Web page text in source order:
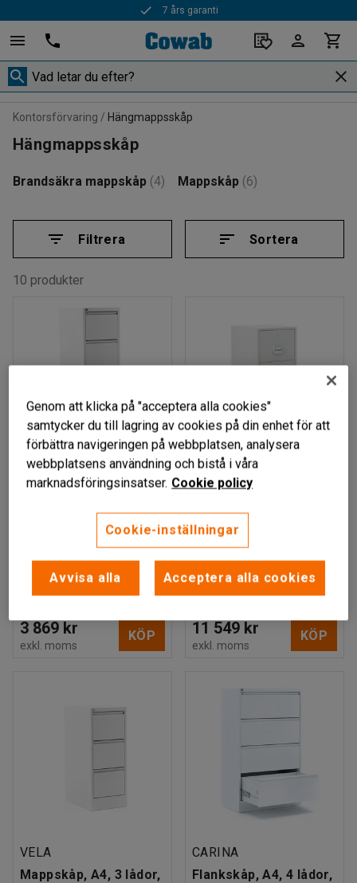
Snabba leveranser
Kontorsförvaring Hängmappsskåp
Hängmappsskåp
Brandsäkra mappskåp (4) Mappskåp (6)
Filtrera Sortera
10 produkter
VELA
höjd: 1320 mm, vit
3 869 kr
exkl. moms
KÖP
Finns i flera utföranden
ENIF
mappskåp, 90 min.
nyckellås,
1130x520x680 mm, 3
lådor
Art. nr:51223
11 549 kr
exkl. moms
KÖP
VELA
Mappskåp, A4, 3 lådor,
CARINA
Flankskåp, A4, 4 lådor,
Genom att klicka på "acceptera alla cookies"
samtycker du till lagring av cookies på din enhet för att
förbättra navigeringen på webbplatsen, analysera
webbplatsens användning och bistå i våra
marknadsföringsinsatser. Cookie policy
Cookie-inställningar
Avvisa alla Acceptera alla cookies